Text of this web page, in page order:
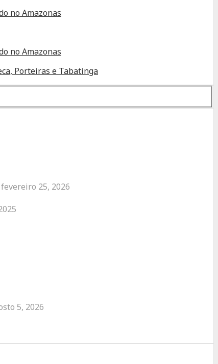
no Amazonas
no Amazonas
Porteiras e Tabatinga
fevereiro 25, 2026
5, 2026